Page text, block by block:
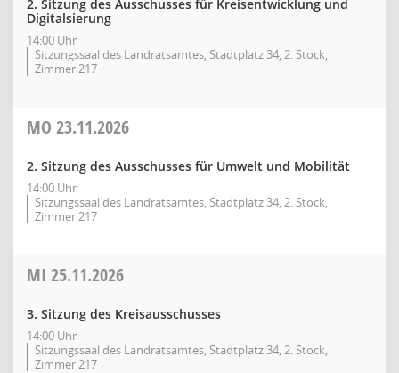
2. Sitzung des Ausschusses für Kreisentwicklung und
Digitalsierung
14:00 Uhr
Sitzungssaal des Landratsamtes, Stadtplatz 34, 2. Stock,
Zimmer 217
MO 23.11.2026
2. Sitzung des Ausschusses für Umwelt und Mobilität
14:00 Uhr
Sitzungssaal des Landratsamtes, Stadtplatz 34, 2. Stock,
Zimmer 217
MI 25.11.2026
3. Sitzung des Kreisausschusses
14:00 Uhr
Sitzungssaal des Landratsamtes, Stadtplatz 34, 2. Stock,
Zimmer 217